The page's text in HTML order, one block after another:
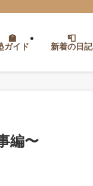
ガイド 新着の日記
編〜